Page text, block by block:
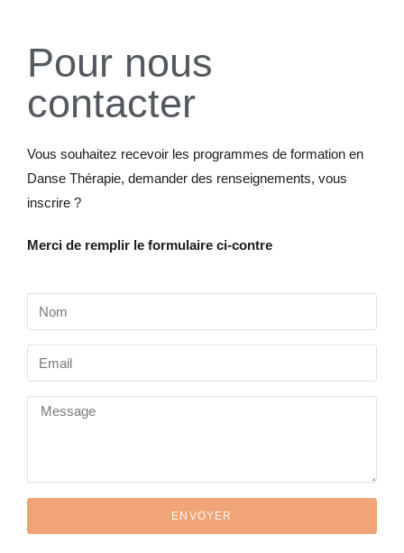
Pour nous
contacter
Vous souhaitez recevoir les programmes de formation en
Danse Thérapie, demander des renseignements, vous
inscrire ?
Merci de remplir le formulaire ci-contre
ENVOYER